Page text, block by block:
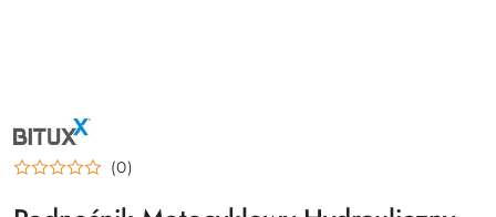
NAZWA
PRODUCENTA:
BITUXX
(0)